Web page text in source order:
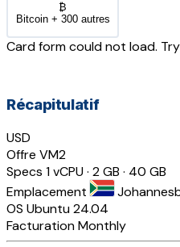
₿
Bitcoin + 300 autres
Card form could not load.
Récapitulatif
USD
Offre VM2
Specs 1 vCPU · 2 GB · 40 GB
Emplacement
OS Ubuntu 24.04
FacturationMonthly